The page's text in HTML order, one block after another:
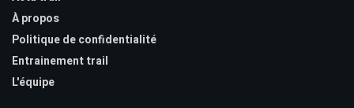
À propos
Politique de confidentialité
Entrainement trail
L'équipe